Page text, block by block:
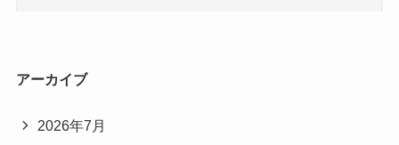
アーカイブ
2026年7月